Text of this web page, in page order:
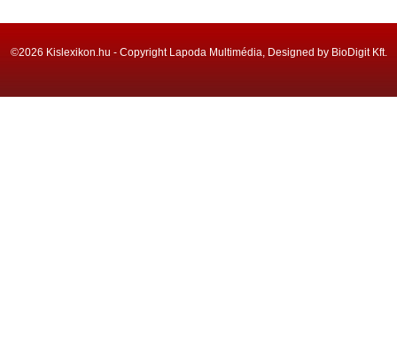
©2026 Kislexikon.hu - Copyright Lapoda Multimédia, Designed by BioDigit Kft.